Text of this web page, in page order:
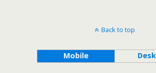
Back to top
Mobile